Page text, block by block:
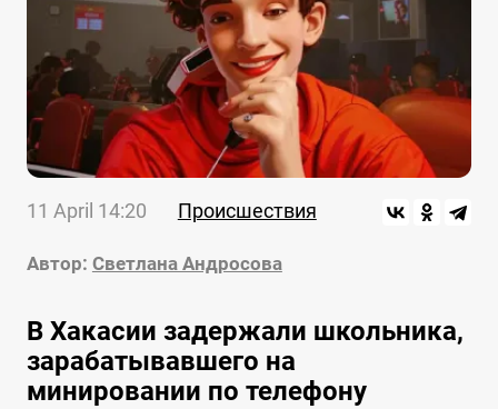
11 April 14:20 Происшествия
Автор: Светлана Андросова
В Хакасии задержали школьника,
зарабатывавшего на
минировании по телефону